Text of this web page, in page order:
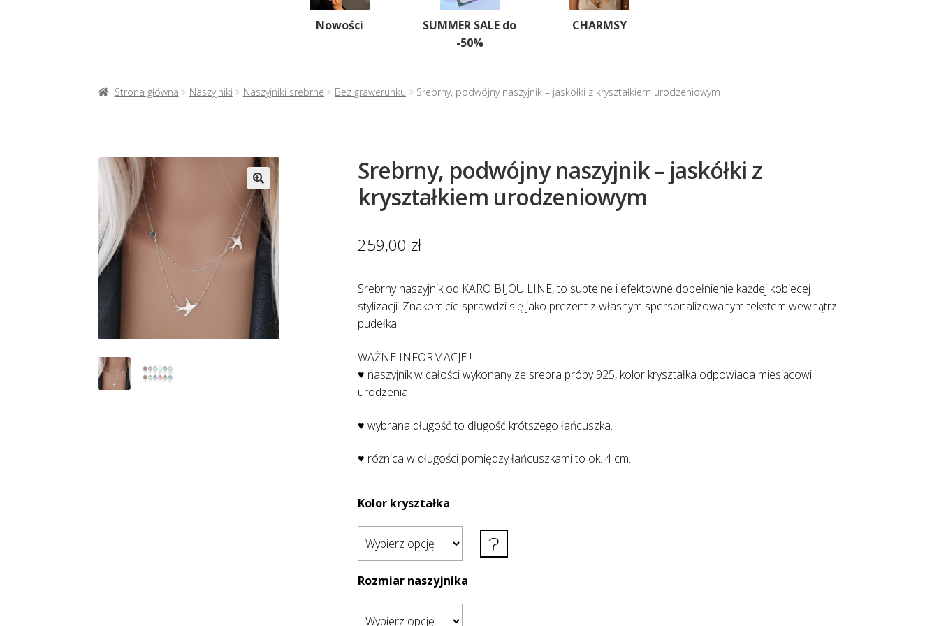
Nowości
SUMMER SALE do
-50%
CHARMSY
Strona główna Naszyjniki Naszyjniki srebrne Bez grawerunku Srebrny, podwójny naszyjnik – jaskółki z kryształkiem urodzeniowym
Srebrny, podwójny naszyjnik – jaskółki z
kryształkiem urodzeniowym
259,00 zł
Srebrny naszyjnik od KARO BIJOU LINE, to subtelne i efektowne dopełnienie każdej kobiecej
stylizacji. Znakomicie sprawdzi się jako prezent z własnym spersonalizowanym tekstem wewnątrz
pudełka.
WAŻNE INFORMACJE !
♥ naszyjnik w całości wykonany ze srebra próby 925, kolor kryształka odpowiada miesiącowi
urodzenia
♥ wybrana długość to długość krótszego łańcuszka.
♥ różnica w długości pomiędzy łańcuszkami to ok. 4 cm.
Kolor kryształka
Rozmiar naszyjnika